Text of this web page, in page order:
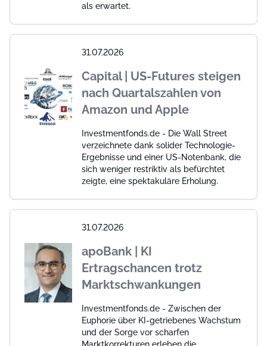
als erwartet.
31.07.2026
Capital | US-Futures steigen
nach Quartalszahlen von
Amazon und Apple
Investmentfonds.de - Die Wall Street
verzeichnete dank solider Technologie-
Ergebnisse und einer US-Notenbank, die
sich weniger restriktiv als befürchtet
zeigte, eine spektakuläre Erholung.
31.07.2026
apoBank | KI
Ertragschancen trotz
Marktschwankungen
Investmentfonds.de - Zwischen der
Euphorie über KI-getriebenes Wachstum
und der Sorge vor scharfen
Marktkorrekturen erleben die